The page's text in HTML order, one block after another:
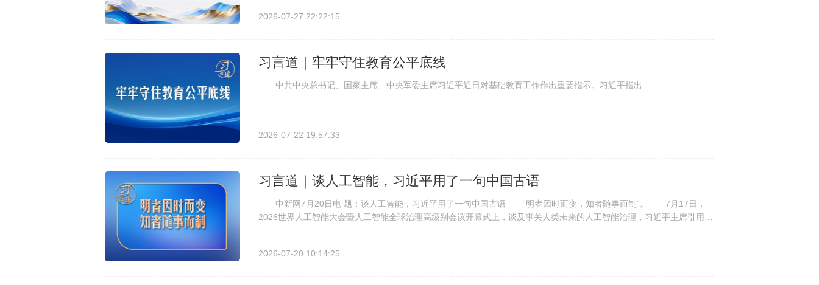
2026-07-27 22:22:15
习言道｜牢牢守住教育公平底线
中共中央总书记、国家主席、中央军委主席习近平近日对基础教育工作作出重要指示。习近平指出——
2026-07-22 19:57:33
习言道｜谈人工智能，习近平用了一句中国古语
中新网7月20日电 题：谈人工智能，习近平用了一句中国古语 “明者因时而变，知者随事而制”。 7月17日，
2026世界人工智能大会暨人工智能全球治理高级别会议开幕式上，谈及事关人类未来的人工智能治理，习近平主席引用了
2026-07-20 10:14:25